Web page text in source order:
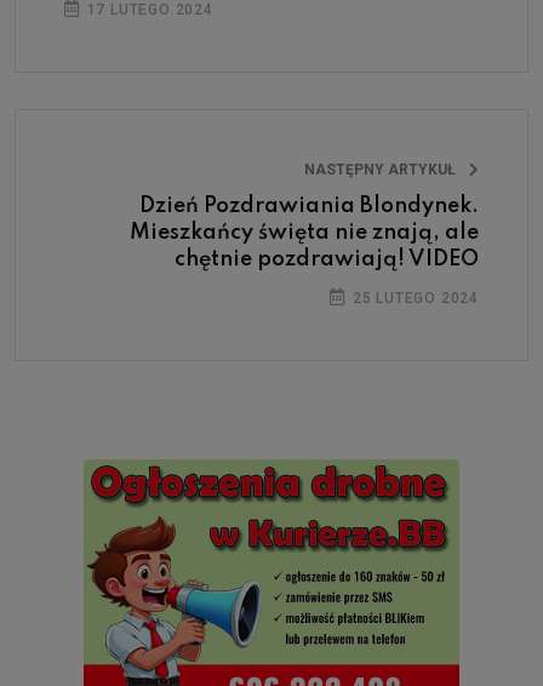
17 LUTEGO 2024
NASTĘPNY ARTYKUŁ
Dzień Pozdrawiania Blondynek.
Mieszkańcy święta nie znają, ale
chętnie pozdrawiają! VIDEO
25 LUTEGO 2024